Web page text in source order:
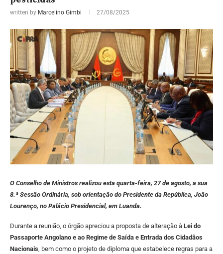
written by Marcelino Gimbi 27/08/2025
O Conselho de Ministros realizou esta quarta-feira, 27 de agosto, a sua
8.ª Sessão Ordinária, sob orientação do Presidente da República, João
Lourenço, no Palácio Presidencial, em Luanda.
Durante a reunião, o órgão apreciou a proposta de alteração à Lei do
Passaporte Angolano e ao Regime de Saída e Entrada dos Cidadãos
Nacionais , bem como o projeto de diploma que estabelece regras para a